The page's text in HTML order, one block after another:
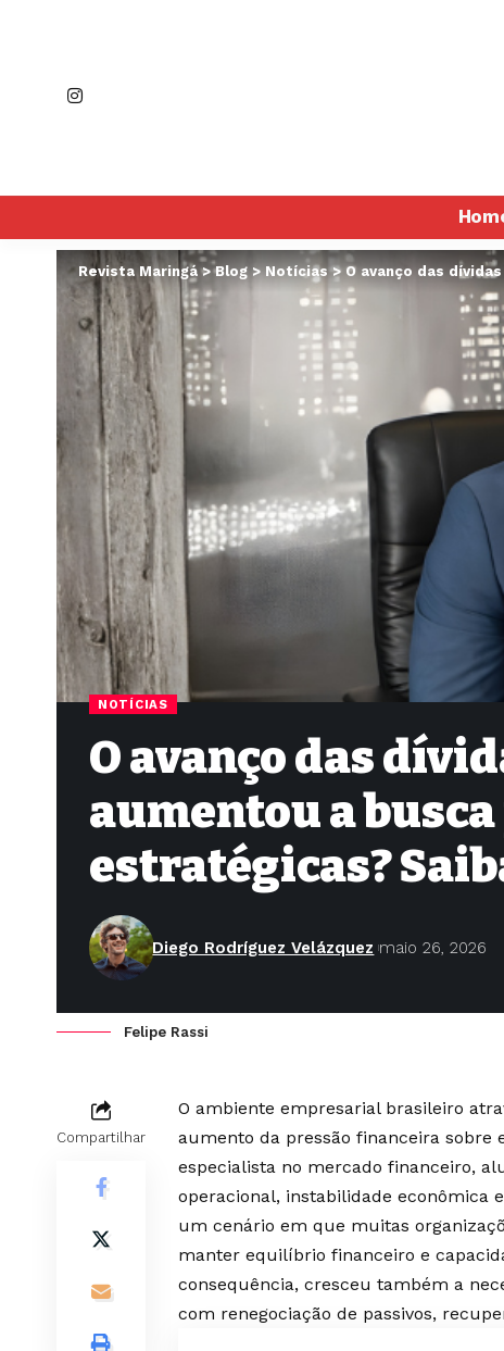
Revista Maringá >Blog > Notícias > O avanço das
NOTÍCIAS
O avanço das
aumentou a
estratégicas?
Diego Rodríguez Velázquez maio 26, 2026
Felipe Rassi
Compartilhar
O ambiente empresarial brasileiro
aumento da pressão financeira sobre
especialista no mercado financeiro,
operacional, instabilidade econômica
um cenário em que muitas
manter equilíbrio financeiro e
consequência, cresceu também a
com renegociação de passivos,